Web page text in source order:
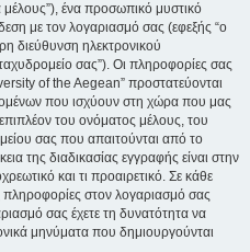
ένα προσωπικό μυστικό
με τον λογαριασμό σας (εφεξής “ο
διεύθυνση ηλεκτρονικού
σας”). Οι πληροφορίες σας
of the Aegean” προστατεύονται
που ισχύουν στη χώρα που μας
του ονόματος μέλους, του
σας που απαιτούνται από το
της διαδικασίας εγγραφής είναι στην
και τι προαιρετικό. Σε κάθε
πληροφορίες στον λογαριασμό σας
σας έχετε τη δυνατότητα να
μηνύματα που δημιουργούνται